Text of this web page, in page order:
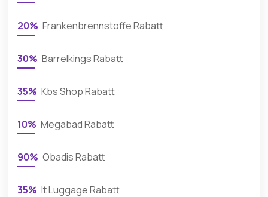
20% Frankenbrennstoffe Rabatt
30% Barrelkings Rabatt
35% Kbs Shop Rabatt
10% Megabad Rabatt
90% Obadis Rabatt
35% It Luggage Rabatt